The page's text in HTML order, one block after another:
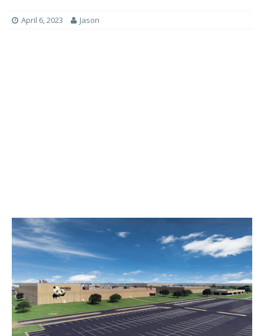
April 6, 2023 Jason